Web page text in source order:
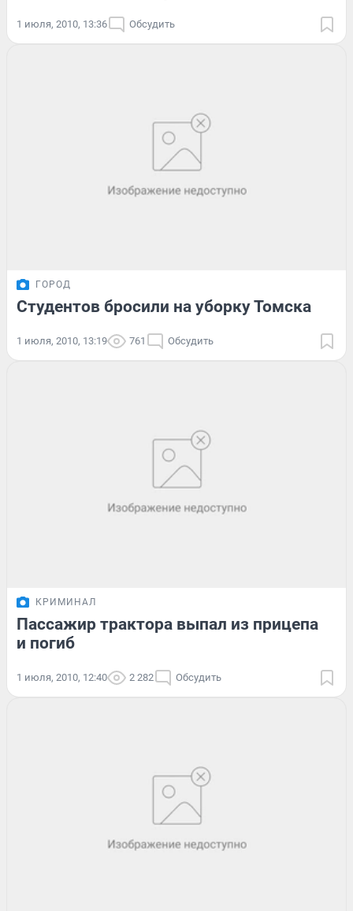
1 июля, 2010, 13:36 Обсудить
ГОРОД
Студентов бросили на уборку Томска
1 июля, 2010, 13:19 761 Обсудить
КРИМИНАЛ
Пассажир трактора выпал из прицепа
и погиб
1 июля, 2010, 12:40 2 282 Обсудить